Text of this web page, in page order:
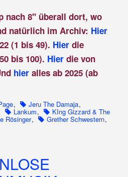
nach 8" überall dort, wo
natürlich im Archiv: Hier
(1 bis 49). Hierdie
bis 100). Hier die von
hier alles ab 2025 (ab
, Jeru The Damaja,
Lankum, KIng Gizzard & The
Rösinger, Grether Schwestern,